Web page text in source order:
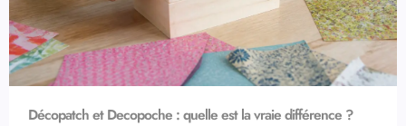
Décopatch et Decopoche : quelle est la vraie différence ?